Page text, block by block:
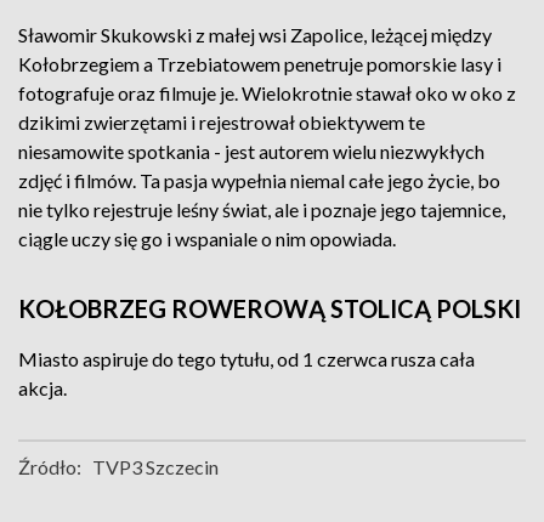
Sławomir Skukowski z małej wsi Zapolice, leżącej między
Kołobrzegiem a Trzebiatowem penetruje pomorskie lasy i
fotografuje oraz filmuje je. Wielokrotnie stawał oko w oko z
dzikimi zwierzętami i rejestrował obiektywem te
niesamowite spotkania - jest autorem wielu niezwykłych
zdjęć i filmów. Ta pasja wypełnia niemal całe jego życie, bo
nie tylko rejestruje leśny świat, ale i poznaje jego tajemnice,
ciągle uczy się go i wspaniale o nim opowiada.
KOŁOBRZEG ROWEROWĄ STOLICĄ POLSKI
Miasto aspiruje do tego tytułu, od 1 czerwca rusza cała
akcja.
Źródło: TVP3 Szczecin